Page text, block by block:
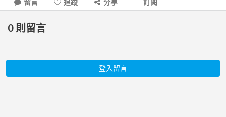
留言 追蹤 分享 訂閱
0 則留言
登入留言